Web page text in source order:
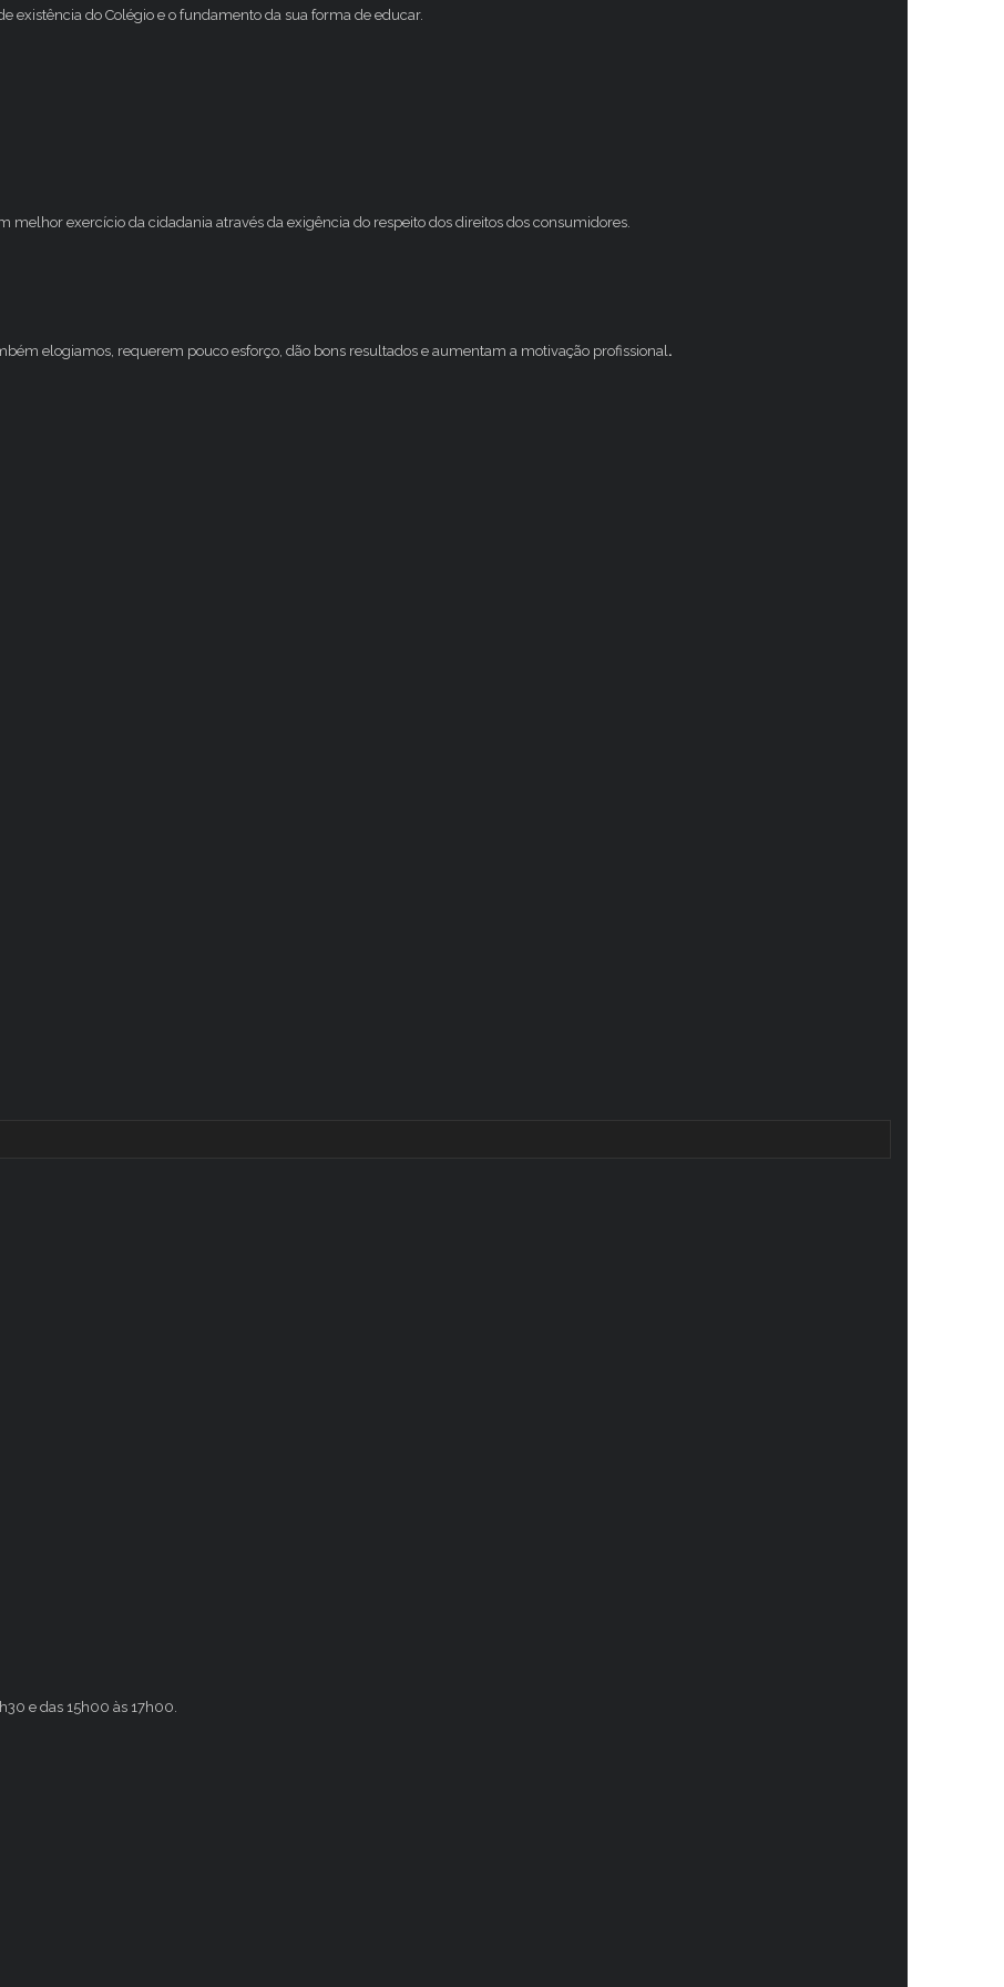
existência do Colégio e o fundamento da sua forma de educar.
melhor exercício da cidadania através da exigência do respeito dos direitos dos consumidores.
elogiamos, requerem pouco esforço, dão bons resultados e aumentam a motivação profissional.
e das 15h00 às 17h00.